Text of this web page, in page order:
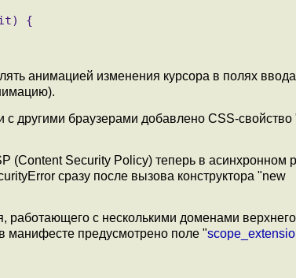
анимацией изменения курсора в полях ввода
другими браузерами добавлено CSS-свойство
(Content Security Policy) теперь в асинхронном
сразу после вызова конструктора "new
работающего с несколькими доменами
манифесте предусмотрено поле "